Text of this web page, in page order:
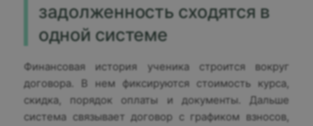
задолженность сходятся в
одной системе
Финансовая история ученика строится вокруг
договора. В нем фиксируются стоимость курса,
скидка, порядок оплаты и документы. Дальше
система связывает договор с графиком взносов,